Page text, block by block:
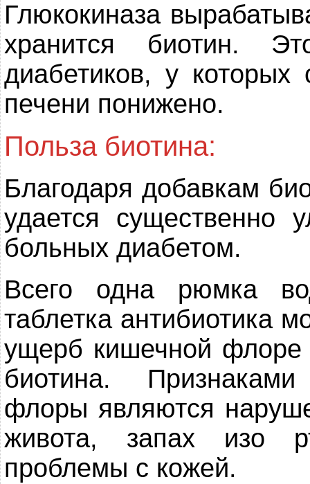
Глюкокиназа
хранится биотин.
диабетиков, у которых
печени понижено.
Польза биотина:
Благодаря добавкам
удается существенно
больных диабетом.
Всего одна рюмка
таблетка антибиотика
ущерб кишечной флоре
биотина.
флоры являются
живота, запах изо
проблемы с кожей.